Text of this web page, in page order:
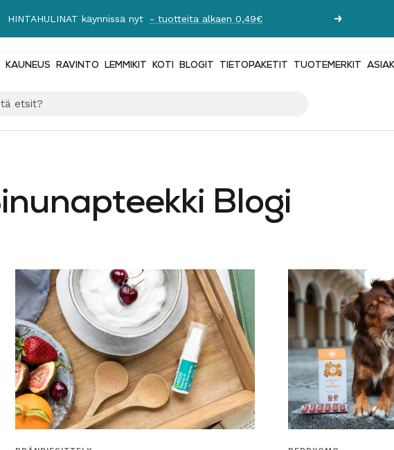
HINTAHULINAT käynnissä nyt - tuotteita alkaen 0,49€ Seuraava
KAUNEUS RAVINTO LEMMIKIT KOTI BLOGIT TIETOPAKETIT TUOTEMERKIT
Blogi